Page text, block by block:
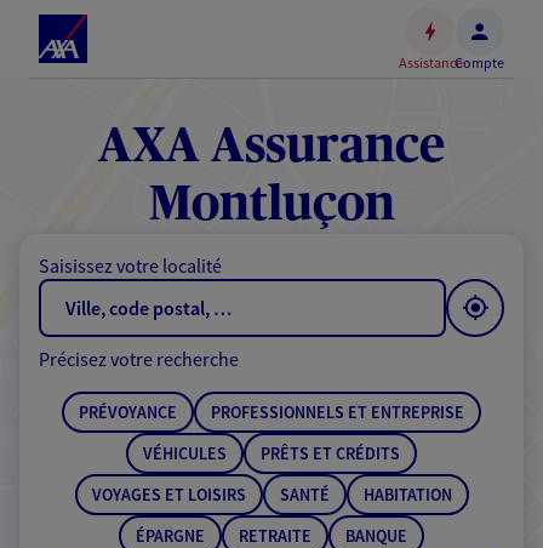
Accéder
contenu
principal
Accéder
au
de
AssistanceCompte
AXA Assurance
Montluçon
Saisissez votre localité
Précisez votre recherche
PRÉVOYANCE
PROFESSIONNELS ET ENTREPRISE
VÉHICULES
PRÊTS ET CRÉDITS
VOYAGES ET LOISIRS
SANTÉ
HABITATION
ÉPARGNE
RETRAITE BANQUE